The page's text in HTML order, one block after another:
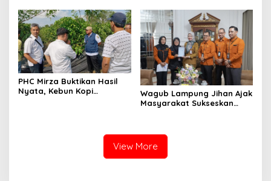
PHC Mirza Buktikan Hasil
Nyata, Kebun Kopi
Wagub Lampung Jihan Ajak
Masyarakat Sukseskan
View More